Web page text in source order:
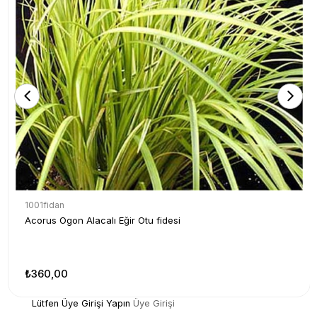
1001fidan
Acorus Ogon Alacalı Eğir Otu fidesi
₺360,00
Lütfen Üye Girişi Yapın Üye Girişi